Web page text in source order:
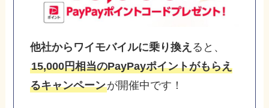
他社からワイモバイルに乗り換え ると、
15,000円相当のPayPayポイントがもらえ
るキャンペーンが開催中です！